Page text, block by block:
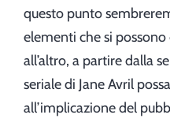
questo punto
elementi che si
all’altro, a partire dalla
seriale di Jane Avril
all’implicazione del